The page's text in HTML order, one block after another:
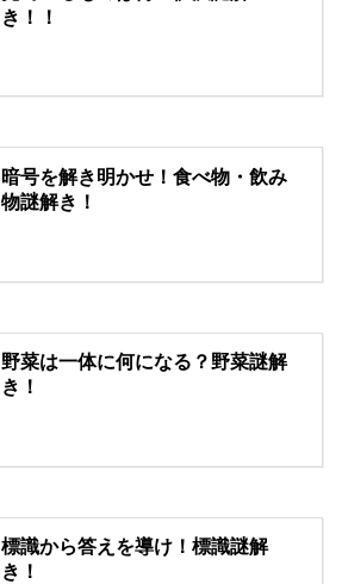
き！！
暗号を解き明かせ！食べ物・飲み
物謎解き！
野菜は一体に何になる？野菜謎解
き！
標識から答えを導け！標識謎解
き！